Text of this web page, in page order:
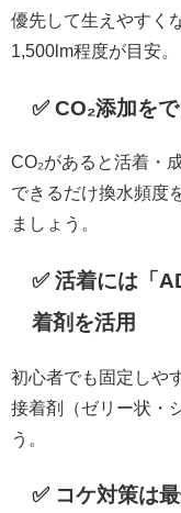
優先して生えやすく
1,500lm程度が目安。
✅ CO₂添加を
CO₂があると活着・
できるだけ換水頻度
ましょう。
✅ 活着には「
着剤を活用
初心者でも固定しや
接着剤（ゼリー状・
う。
✅ コケ対策は